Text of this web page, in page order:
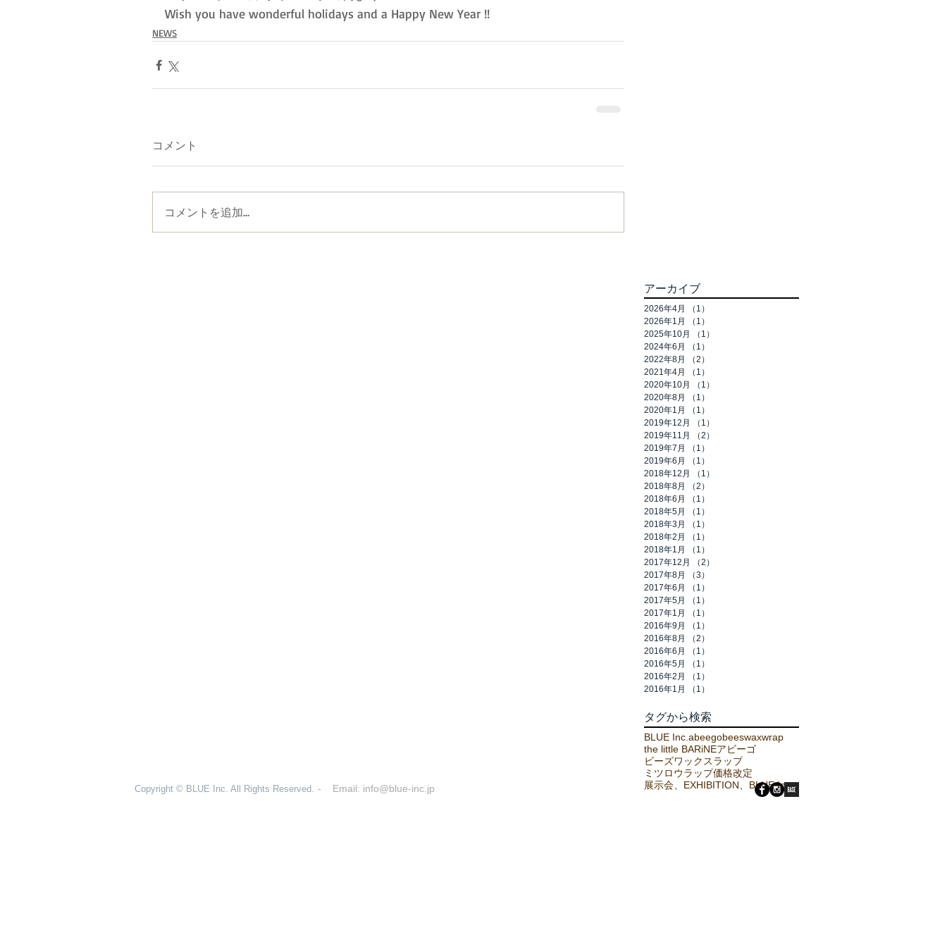
Wish you have wonderful holidays and a Happy New Year !!
NEWS
コメント
コメントを追加…
アーカイブ
2026年4月 （1）
2026年1月
（1）
2025年10月
（1）
2024年6月
（1）
2022年8月
（2）
2021年4月
（1）
2020年10月
（1）
2020年8月
（1）
2020年1月
（1）
2019年12月
（1）
2019年11月
（2）
2019年7月
（1）
2019年6月
（1）
2018年12月
（1）
2018年8月
（2）
2018年6月
（1）
2018年5月
（1）
2018年3月
（1）
2018年2月
（1）
2018年1月
（1）
2017年12月
（2）
2017年8月
（3）
2017年6月
（1）
2017年5月
（1）
2017年1月
（1）
2016年9月
（1）
2016年8月
（2）
2016年6月
（1）
2016年5月
（1）
2016年2月
（1）
2016年1月
（1）
タグから検索
BLUE Inc. abeegobeeswaxwrap
the little BARiNEアビーゴ
ビーズワックスラップ
ミツロウラップ価格改定
展示会、EXHIBITION、BLUE Inc.
Copyright © BLUE Inc. All Rights Reserved. - Email: info@blue-inc.jp